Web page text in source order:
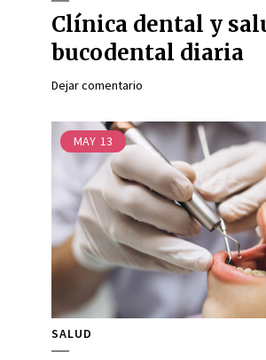
Clínica dental y
bucodental diaria
Dejar comentario
MAY 13
SALUD